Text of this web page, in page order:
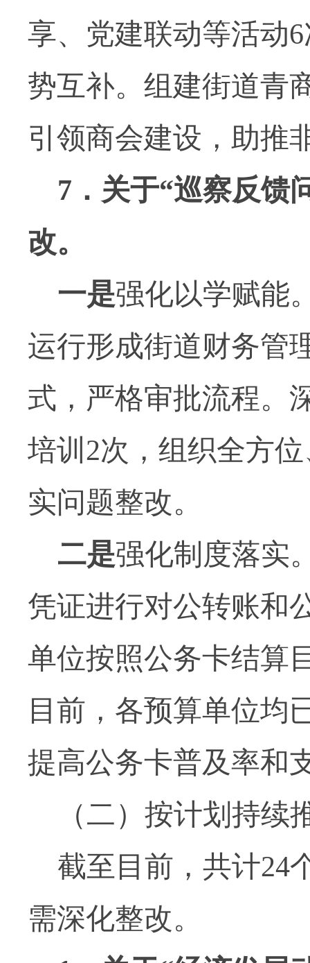
享、党建联动等活动6
势互补。组建街道青
引领商会建设，助推
7 ．关于“巡察反馈
改。
一是强化以学赋能
运行形成街道财务管
式，严格审批流程。
培训 2次，组织全方
实问题整改。
二是强化制度落实
凭证进行对公转账和
单位按照公务卡结算
目前，各预算单位均
提高公务卡普及率和
（二）按计划持续
截至目前，共计24
需深化整改。